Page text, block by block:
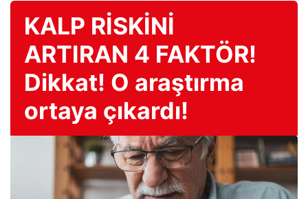
KALP RİSKİNİ
ARTIRAN 4 FAKTÖR!
Dikkat! O araştırma
ortaya çıkardı!